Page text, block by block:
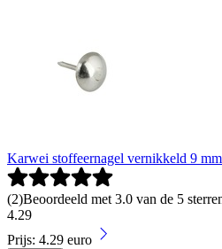
Karwei stoffeernagel vernikkeld 9
(2)Beoordeeld met 3.0 van de 5
4.29
Prijs: 4.29 euro